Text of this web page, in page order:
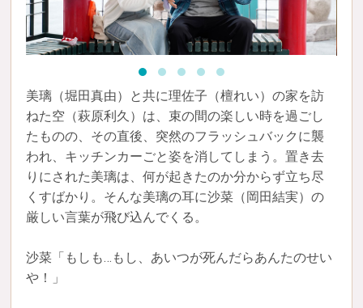
美璃（堀田真由）と共に理佐子（檀れい）の家を訪
ねた空（萩原利久）は、束の間の楽しい時を過ごし
たものの、その直後、突然のフラッシュバックに襲
われ、キッチンカーごと姿を消してしまう。置き去
りにされた美璃は、何が起きたのか分からず立ち尽
くすばかり。そんな美璃の耳に沙菜（岡田結実）の
厳しい言葉が飛び込んでくる。
沙菜「もしも…もし、あいつが死んだらあんたのせい
や！」